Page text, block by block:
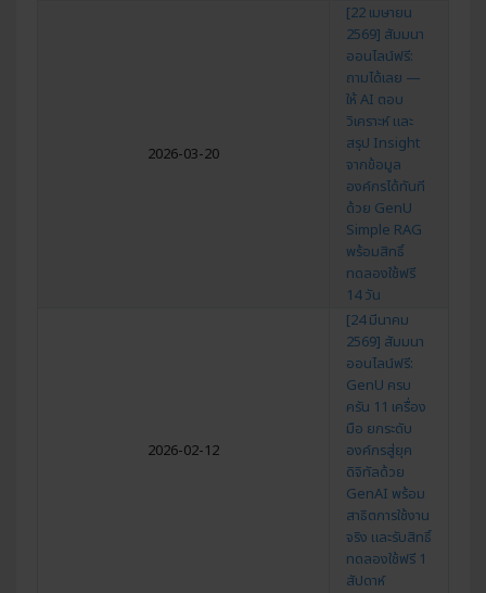
2026-03-20
[22 เมษายน
2569] สัมมนา
ออนไลน์ฟรี:
ถามได้เลย —
ให้ AI ตอบ
วิเคราะห์ และ
สรุป Insight
จากข้อมูล
องค์กรได้ทันที
ด้วย GenU
Simple RAG
พร้อมสิทธิ์
ทดลองใช้ฟรี
14 วัน
2026-02-12
[24 มีนาคม
2569] สัมมนา
ออนไลน์ฟรี:
GenU ครบ
ครัน 11 เครื่อง
มือ ยกระดับ
องค์กรสู่ยุค
ดิจิทัลด้วย
GenAI พร้อม
สาธิตการใช้งาน
จริง และรับสิทธิ์
ทดลองใช้ฟรี 1
สัปดาห์